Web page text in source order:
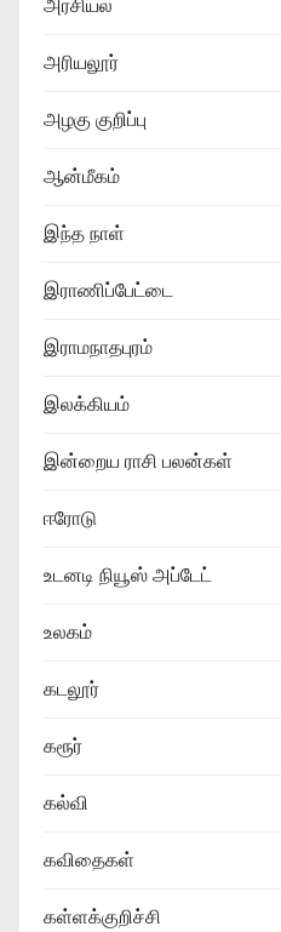
அரியலூர்
அழகு குறிப்பு
ஆன்மீகம்
இந்த நாள்
இராணிப்பேட்டை
இராமநாதபுரம்
இலக்கியம்
இன்றைய ராசி பலன்கள்
ஈரோடு
உடனடி நியூஸ் அப்டேட்
உலகம்
கடலூர்
கரூர்
கல்வி
கவிதைகள்
கள்ளக்குறிச்சி